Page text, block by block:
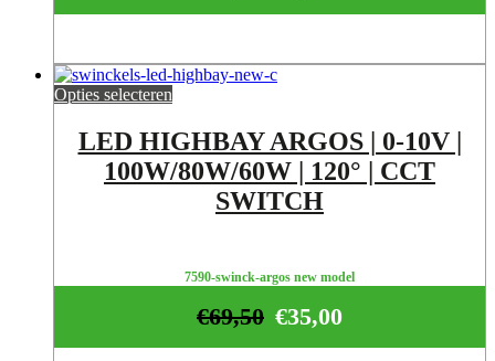
Opties selecteren
LED HIGHBAY ARGOS | 0-10V |
100W/80W/60W | 120° | CCT
SWITCH
7590-swinck-argos new model
€35,00
€69,50